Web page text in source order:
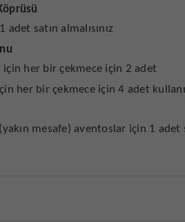
adet satın almalısınız
için her bir çekmece için 2 adet
her bir çekmece için 4 adet
mesafe) aventoslar için 1